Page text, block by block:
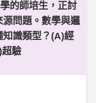
的師培生，正討
問題。數學與邏
識類型？(A)經
超驗